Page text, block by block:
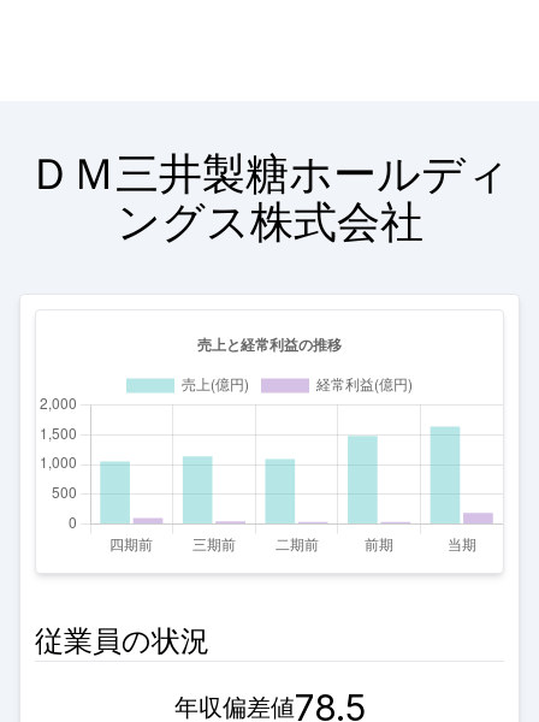
ＤＭ三井製糖ホールディ
ングス株式会社
従業員の状況
年収偏差値78.5